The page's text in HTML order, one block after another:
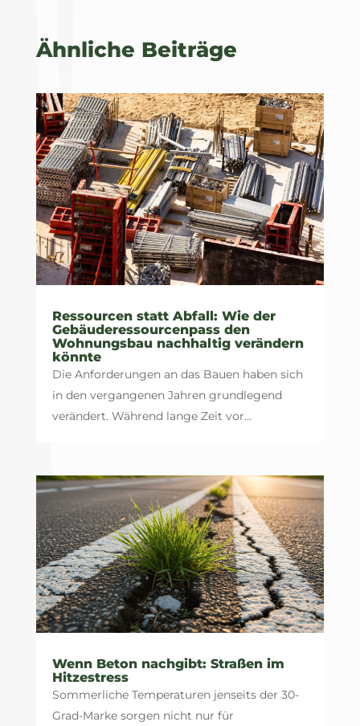
Ähnliche Beiträge
Ressourcen statt Abfall: Wie der
Gebäuderessourcenpass den
Wohnungsbau nachhaltig verändern
könnte
Die Anforderungen an das Bauen haben sich
in den vergangenen Jahren grundlegend
verändert. Während lange Zeit vor...
Wenn Beton nachgibt: Straßen im
Hitzestress
Sommerliche Temperaturen jenseits der 30-
Grad-Marke sorgen nicht nur für